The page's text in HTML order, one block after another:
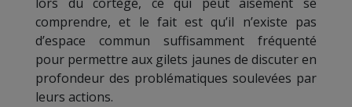
lors du cortège, ce qui peut aisément se
comprendre, et le fait est qu’il n’existe pas
d’espace commun suffisamment fréquenté
pour permettre aux gilets jaunes de discuter en
profondeur des problématiques soulevées par
leurs actions.